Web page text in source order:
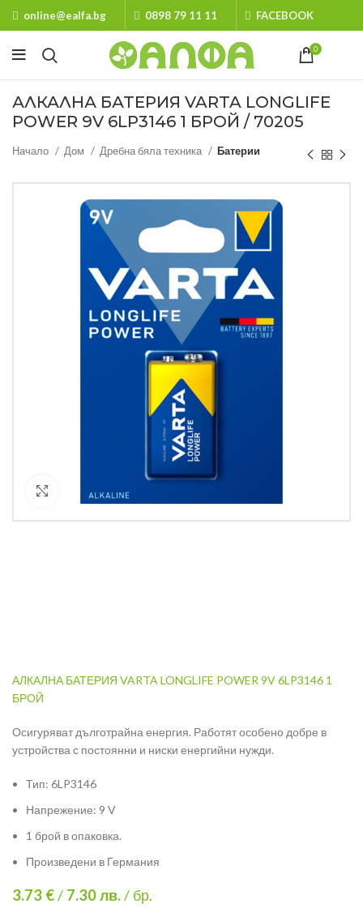
online@ealfa.bg 0898 79 11 11 FACEBOOK
0
АЛКАЛНА БАТЕРИЯ VARTA LONGLIFE
POWER 9V 6LP3146 1 БРОЙ / 70205
Начало Дом Дребна бяла техника Батерии
Кликнете за уголемяване
АЛКАЛНА БАТЕРИЯ VARTA LONGLIFE POWER 9V 6LP3146 1
БРОЙ
Осигуряват дълготрайна енергия. Работят особено добре в
устройства с постоянни и ниски енергийни нужди.
Тип: 6LP3146
Напрежение: 9 V
1 брой в опаковка.
Произведени в Германия
3.73 €/ 7.30лв./ бр.